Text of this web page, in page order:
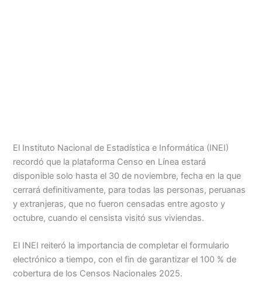
El Instituto Nacional de Estadística e Informática (INEI)
recordó que la plataforma Censo en Línea estará
disponible solo hasta el 30 de noviembre, fecha en la que
cerrará definitivamente, para todas las personas, peruanas
y extranjeras, que no fueron censadas entre agosto y
octubre, cuando el censista visitó sus viviendas.
El INEI reiteró la importancia de completar el formulario
electrónico a tiempo, con el fin de garantizar el 100 % de
cobertura de los Censos Nacionales 2025.